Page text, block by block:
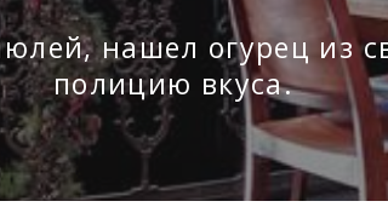
нашел огурец из
полицию вкуса.